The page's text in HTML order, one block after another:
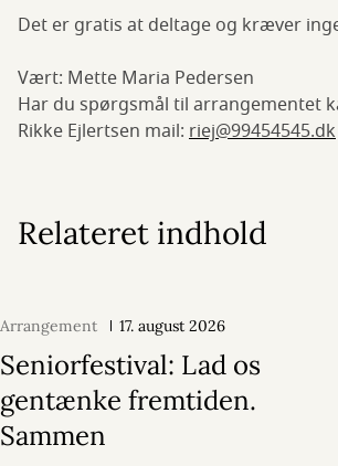
Det er gratis at deltage og kræver
Vært: Mette Maria Pedersen
Har du spørgsmål til arrangementet
Rikke Ejlertsen mail: riej@99454545.dk
Relateret indhold
Arrangement 17. august 2026
Seniorfestival: Lad os
gentænke fremtiden.
Sammen